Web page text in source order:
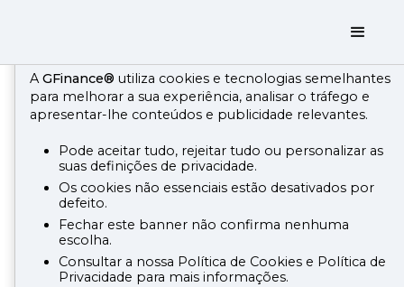
AGFinance® utiliza cookies e tecnologias semelhantes
para melhorar a sua experiência, analisar o tráfego e
apresentar-lhe conteúdos e publicidade relevantes.
Pode aceitar tudo, rejeitar tudo ou personalizar as
suas definições de privacidade.
Os cookies não essenciais estão desativados por
defeito.
Fechar este banner não confirma nenhuma
escolha.
Consultar a nossa Política de Cookies e Política de
Privacidade para mais informações.
Empresa
Particular
Bem-Vindo
Empresa*